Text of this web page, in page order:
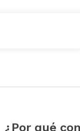
¿Por qué